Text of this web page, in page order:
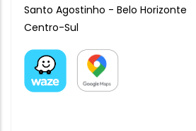
Santo Agostinho - Belo Horizonte
Centro-Sul